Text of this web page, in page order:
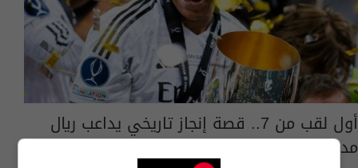
أول لقب من 7.. قصة إنجاز تاريخي يداعب ريال
مدريد